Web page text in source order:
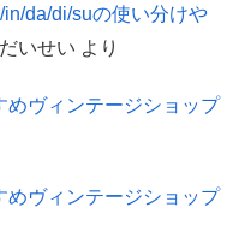
da/di/suの使い分けや
いせい より
めヴィンテージショップ
めヴィンテージショップ